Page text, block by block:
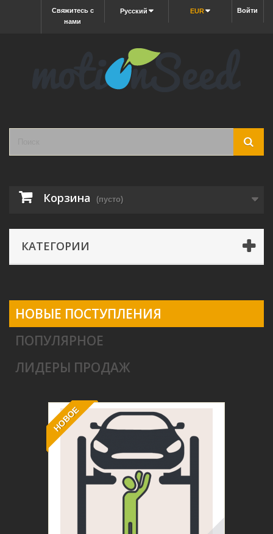
Войти
EUR
Русский
Свяжитесь с
нами
Корзина (пусто)
КАТЕГОРИИ
НОВЫЕ ПОСТУПЛЕНИЯ
ПОПУЛЯРНОЕ
ЛИДЕРЫ ПРОДАЖ
НОВОЕ